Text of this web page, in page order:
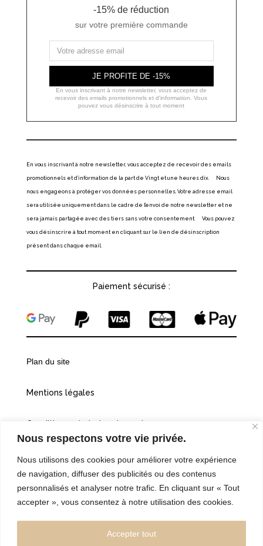
Nous respectons votre vie privée.
Nous utilisons des cookies pour améliorer votre expérience
de navigation, diffuser des publicités ou des contenus
personnalisés et analyser notre trafic. En cliquant sur « Tout
accepter », vous consentez à notre utilisation des cookies.
Accepter tout
-15% de réduction
sur votre première commande
JE PROFITE DE -15%
En vous inscrivant à notre newsletter, vous acceptez de
recevoir des emails promotionnels et d'information. Vous
pouvez vous désinscrire à tout moment
En vous inscrivant à notre newsletter, vous acceptez de recevoir des emails
promotionnels et d’information de la part de Vingt et une heures dix. Nous
nous engageons à protéger vos données personnelles. Votre adresse email
sera utilisée uniquement dans le cadre de l’envoi de notre newsletter et ne
sera jamais partagée avec des tiers sans votre consentement. Vous pouvez
vous désinscrire à tout moment en cliquant sur le lien de désinscription
présent dans chaque email.
Paiement sécurisé :
Plan du site
Mentions légales
Conditions générales de vente
Politiques de confidentialité
Cookies